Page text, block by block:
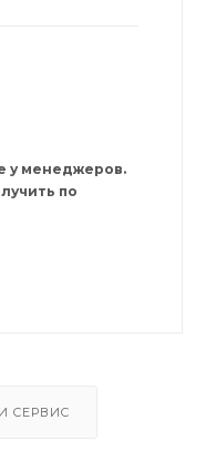
у менеджеров.
по
СЕРВИС